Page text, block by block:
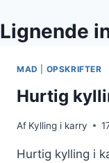
Lignende
MAD OPSKRIFTER
Hurtig
Af Kylling i karry
Hurtig kylling i